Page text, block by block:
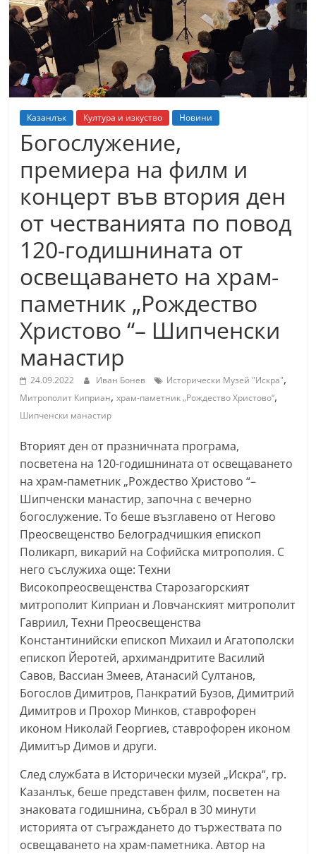
т
К
з
а
н
ъ
к
и
о
б
л
а
с
т
С
а
р
а
а
г
о
р
–
k
a
z
a
n
l
a
k
.
i
f
o
,
k
Казанлък Култура и изкуство Новини
Богослужение,
премиера на филм и
концерт във втория ден
от честванията по повод
120-годишнината от
освещаването на храм-
паметник „Рождество
Христово “– Шипченски
манастир
24.09.2022 Иван Бонев Исторически Музей "Искра",
Митрополит Киприан,храм-паметник „Рождество Христово“,
Шипченски манастир
Вторият ден от празничната програма,
посветена на 120-годишнината от освещаването
на храм-паметник „Рождество Христово “–
Шипченски манастир, започна с вечерно
богослужение. То беше възглавено от Негово
Преосвещенство Белоградчишкия епископ
Поликарп, викарий на Софийска митрополия. С
него съслужиха още: Техни
Високопреосвещенства Старозагорският
митрополит Киприан и Ловчанският митрополит
Гавриил, Техни Преосвещенства
Константинийски епископ Михаил и Агатополски
епископ Йеротей, архимандритите Василий
Савов, Вассиан Змеев, Атанасий Султанов,
Богослов Димитров, Панкратий Бузов, Димитрий
Димитров и Прохор Минков, ставрофорен
иконом Николай Георгиев, ставрофорен иконом
Димитър Димов и други.
След службата в Исторически музей „Искра“, гр.
Казанлък, беше представен филм, посветен на
знаковата годишнина, събрал в 30 минути
историята от съграждането до тържествата по
освещаването на храм-паметника. Автор на